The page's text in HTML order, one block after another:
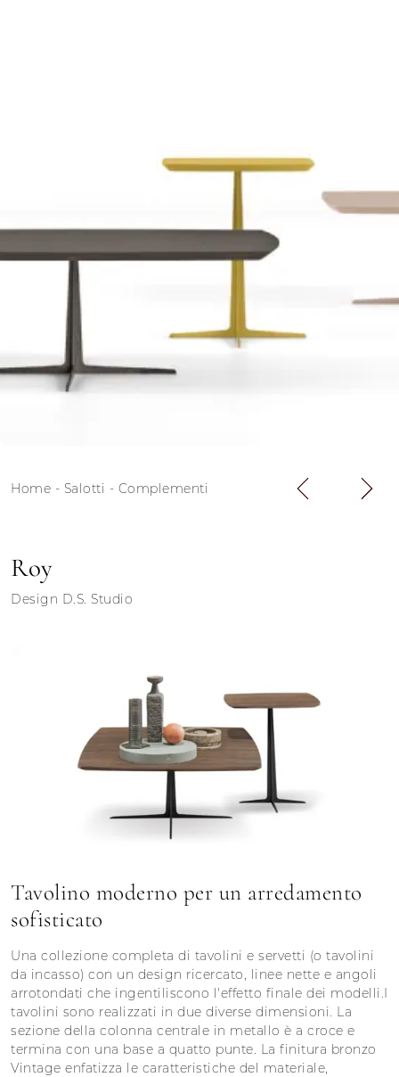
Home - Salotti - Complementi
Roy
Design D.S. Studio
Tavolino moderno per un arredamento
sofisticato
Una collezione completa di tavolini e servetti (o tavolini
da incasso) con un design ricercato, linee nette e angoli
arrotondati che ingentiliscono l'effetto finale dei modelli.I
tavolini sono realizzati in due diverse dimensioni. La
sezione della colonna centrale in metallo è a croce e
termina con una base a quatto punte. La finitura bronzo
Vintage enfatizza le caratteristiche del materiale,